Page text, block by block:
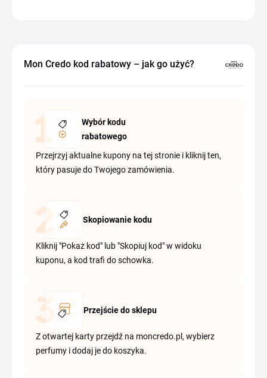
Mon Credo kod rabatowy – jak go użyć?
Wybór kodu
rabatowego
Przejrzyj aktualne kupony na tej stronie i kliknij ten,
który pasuje do Twojego zamówienia.
Skopiowanie kodu
Kliknij "Pokaż kod" lub "Skopiuj kod" w widoku
kuponu, a kod trafi do schowka.
Przejście do sklepu
Z otwartej karty przejdź na moncredo.pl, wybierz
perfumy i dodaj je do koszyka.